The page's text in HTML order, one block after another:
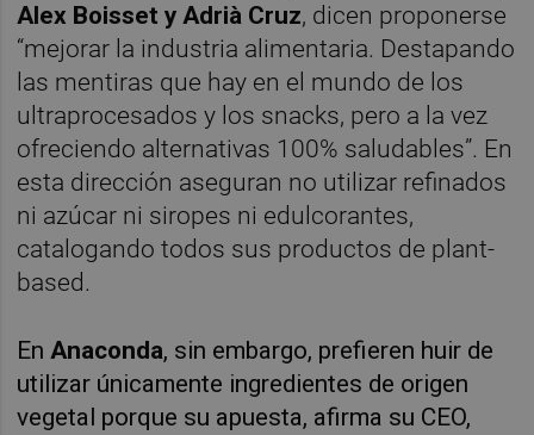
Alex Boisset y Adrià Cruz, dicen proponerse
“mejorar la industria alimentaria. Destapando
las mentiras que hay en el mundo de los
ultraprocesados y los snacks, pero a la vez
ofreciendo alternativas 100% saludables”. En
esta dirección aseguran no utilizar refinados
ni azúcar ni siropes ni edulcorantes,
catalogando todos sus productos de plant-
based.
EnAnaconda, sin embargo, prefieren huir de
utilizar únicamente ingredientes de origen
vegetal porque su apuesta, afirma su CEO,